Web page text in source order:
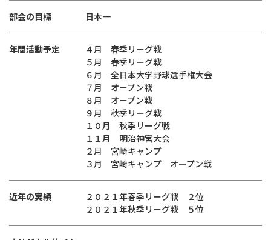
部会の目標 日本一
年間活動予定
４月 春季リーグ戦
５月 春季リーグ戦
６月 全日本大学野球選手権大会
７月 オープン戦
８月 オープン戦
９月 秋季リーグ戦
１０月 秋季リーグ戦
１１月 明治神宮大会
２月 宮崎キャンプ
３月 宮崎キャンプ オープン戦
近年の実績
２０２１年春季リーグ戦 ２位
２０２１年秋季リーグ戦 ５位